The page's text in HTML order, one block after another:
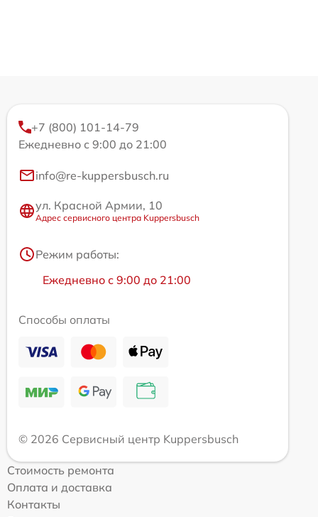
+7 (800) 101-14-79
Ежедневно с 9:00 до 21:00
info@re-kuppersbusch.ru
ул. Красной Армии, 10
Адрес сервисного центра Kuppersbusch
Режим работы:
Ежедневно с 9:00 до 21:00
Способы оплаты
© 2026 Сервисный центр Kuppersbusch
Стоимость ремонта
Оплата и доставка
Контакты